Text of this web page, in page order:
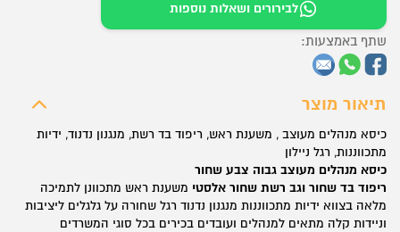
מנהלים
–
דגם
פראוד
גבוה
לבירורים ושאלות נוספות
תיאור מוצר
כיסא מנהלים מעוצב , משענת ראש, ריפוד בד רשת, מנגנון נדנוד, ידיות
מתכווננות, רגל ניילון
כיסא מנהלים מעוצב גבוה צבע שחור
ריפוד בד שחור וגב רשת שחור אלסטי משענת ראש מתכוונן לתמיכה
מלאה בצווא ידיות מתכווננות מנגנון נדנוד רגל שחורה על גלגלים ליציבות
וניידות קלה מתאים למנהלים ועובדים בכירים בכל סוגי המשרדים
שתף באמצעות: